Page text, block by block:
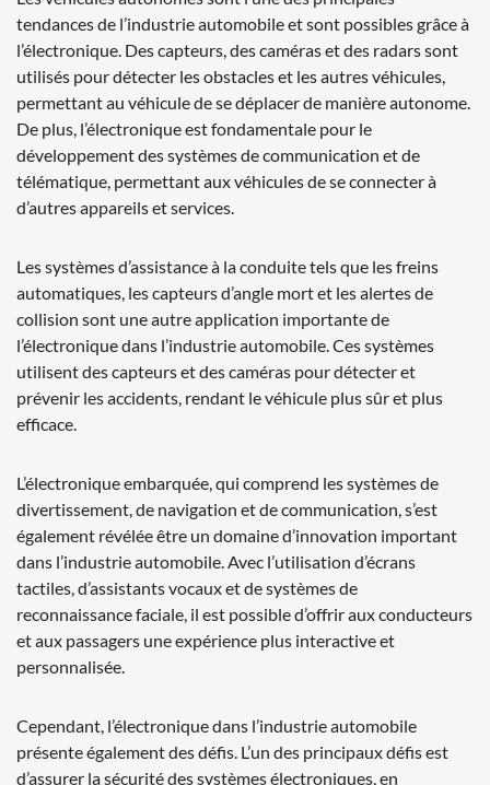
tendances de l’industrie automobile et sont possibles grâce à
l’électronique. Des capteurs, des caméras et des radars sont
utilisés pour détecter les obstacles et les autres véhicules,
permettant au véhicule de se déplacer de manière autonome.
De plus, l’électronique est fondamentale pour le
développement des systèmes de communication et de
télématique, permettant aux véhicules de se connecter à
d’autres appareils et services.
Les systèmes d’assistance à la conduite tels que les freins
automatiques, les capteurs d’angle mort et les alertes de
collision sont une autre application importante de
l’électronique dans l’industrie automobile. Ces systèmes
utilisent des capteurs et des caméras pour détecter et
prévenir les accidents, rendant le véhicule plus sûr et plus
efficace.
L’électronique embarquée, qui comprend les systèmes de
divertissement, de navigation et de communication, s’est
également révélée être un domaine d’innovation important
dans l’industrie automobile. Avec l’utilisation d’écrans
tactiles, d’assistants vocaux et de systèmes de
reconnaissance faciale, il est possible d’offrir aux conducteurs
et aux passagers une expérience plus interactive et
personnalisée.
Cependant, l’électronique dans l’industrie automobile
présente également des défis. L’un des principaux défis est
d’assurer la sécurité des systèmes électroniques, en